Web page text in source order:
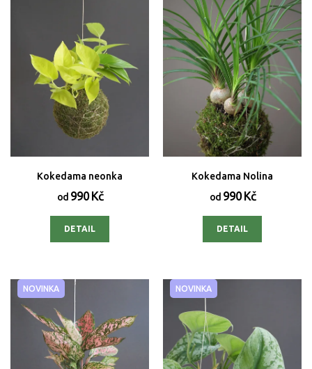
Kokedama neonka
od990 Kč
DETAIL
Kokedama Nolina
od990 Kč
DETAIL
NOVINKA NOVINKA